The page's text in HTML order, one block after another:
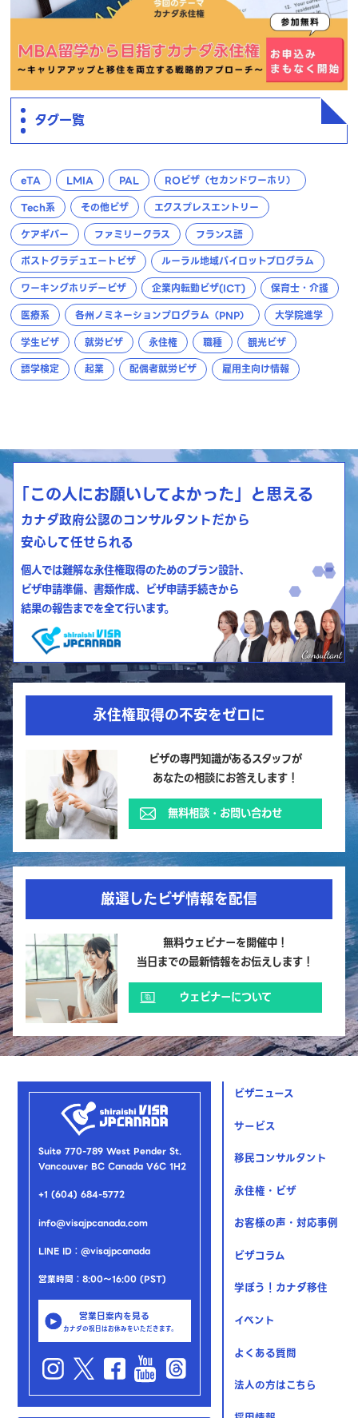
タグ一覧
eTA LMIA PAL
ROビザ（セカンドワーホリ）
Tech系
その他ビザ
エクスプレスエントリー
ケアギバー
ファミリークラス
フランス語
ポストグラデュエートビザ
ルーラル地域パイロットプログラム
ワーキングホリデービザ
企業内転勤ビザ(ICT)
保育士・介護
医療系
各州ノミネーションプログラム（PNP）
大学院進学
学生ビザ
就労ビザ 永住権 職種
観光ビザ
語学検定
起業 配偶者就労ビザ 雇用主向け情報
「この人にお願いしてよかった」と思える
カナダ政府公認のコンサルタントだから
安心して任せられる
個人では難解な永住権取得のためのプラン設計、
ビザ申請準備、書類作成、ビザ申請手続きから
結果の報告までを全て行います。
永住権取得の不安をゼロに
ビザの専門知識があるスタッフが
あなたの相談にお答えします！
無料相談・お問い合わせ
厳選したビザ情報を配信
無料ウェビナーを開催中！
当日までの最新情報をお伝えします！
ウェビナーについて
Suite 770-789 West Pender St.
Vancouver BC Canada V6C 1H2
+1 (604) 684-5772
info@visajpcanada.com
LINE ID：@visajpcanada
営業時間：8:00～16:00 (PST)
営業日案内を見る
カナダの祝日はお休みをいただきます。
ビザニュース
サービス
移民コンサルタント
永住権・ビザ
お客様の声・対応事例
ビザコラム
学ぼう！カナダ移住
イベント
よくある質問
法人の方はこちら